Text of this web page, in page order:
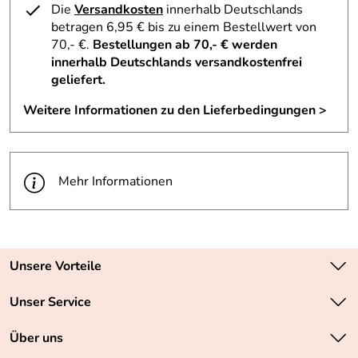
Die Versandkosten innerhalb Deutschlands
betragen 6,95 € bis zu einem Bestellwert von
70,- €. Bestellungen ab 70,- € werden
innerhalb Deutschlands versandkostenfrei
geliefert.
Weitere Informationen zu den Lieferbedingungen >
Mehr Informationen
Unsere Vorteile
Zahlungsarten: Vorkasse, PayPal, PayPal Express
Unser Service
Kontakt
Über uns